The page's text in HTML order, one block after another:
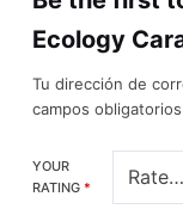
Ecology
Tu dirección de
campos
YOUR
RATING *